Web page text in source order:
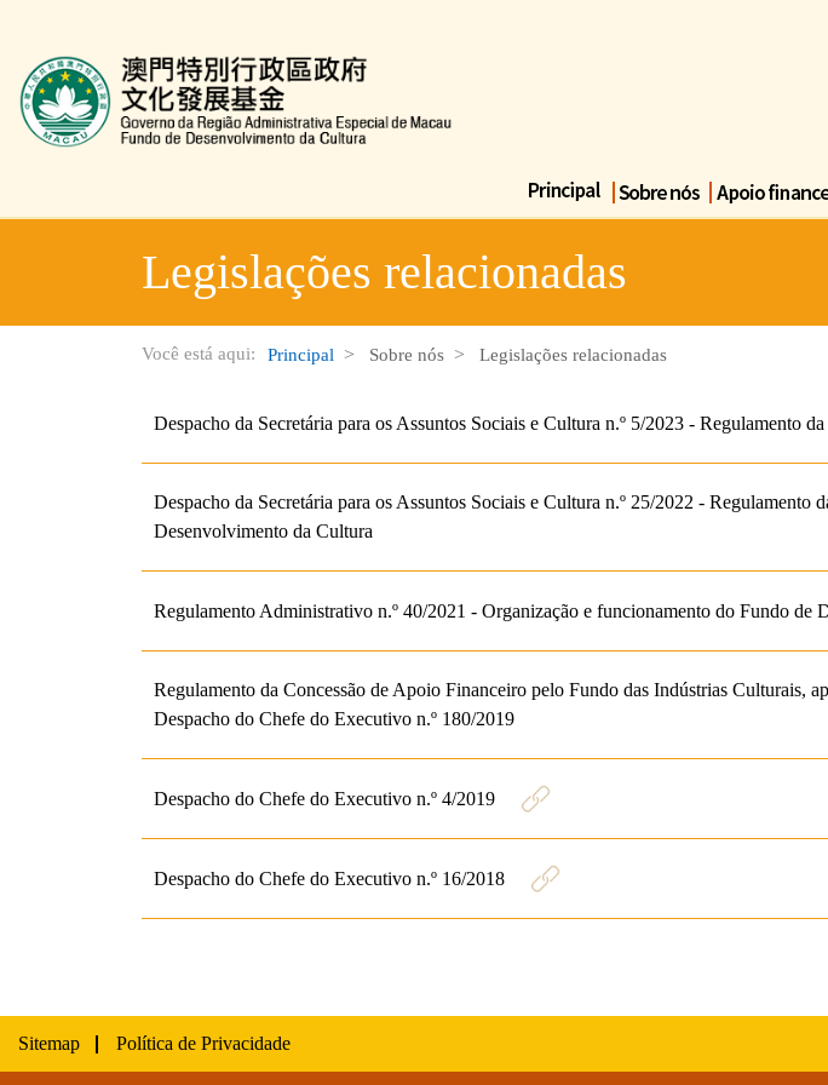
Fundo de Desenvolvimento da Cultura
Legislações relacionadas
Você está aqui: Principal Sobre nós Legislações relacionadas
Despacho da Secretária para os Assuntos Sociais e Cultura n.º 5/2023 - Regulamento
Despacho da Secretária para os Assuntos Sociais e Cultura n.º 25/2022 - Regulamento
Desenvolvimento da Cultura
Regulamento Administrativo n.º 40/2021 - Organização e funcionamento do Fundo de
Regulamento da Concessão de Apoio Financeiro pelo Fundo das Indústrias Culturais,
Despacho do Chefe do Executivo n.º 180/2019
Despacho do Chefe do Executivo n.º 4/2019
Despacho do Chefe do Executivo n.º 16/2018
Sitemap Política de Privacidade